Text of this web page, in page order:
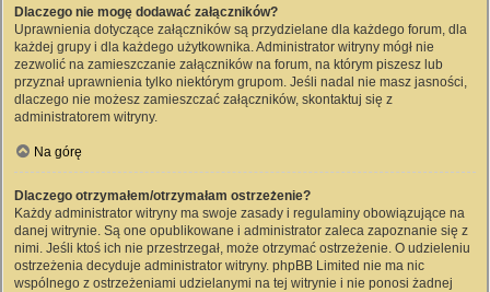
Dlaczego nie mogę dodawać załączników?
Uprawnienia dotyczące załączników są przydzielane dla każdego forum, dla
każdej grupy i dla każdego użytkownika. Administrator witryny mógł nie
zezwolić na zamieszczanie załączników na forum, na którym piszesz lub
przyznał uprawnienia tylko niektórym grupom. Jeśli nadal nie masz jasności,
dlaczego nie możesz zamieszczać załączników, skontaktuj się z
administratorem witryny.
Na górę
Dlaczego otrzymałem/otrzymałam ostrzeżenie?
Każdy administrator witryny ma swoje zasady i regulaminy obowiązujące na
danej witrynie. Są one opublikowane i administrator zaleca zapoznanie się z
nimi. Jeśli ktoś ich nie przestrzegał, może otrzymać ostrzeżenie. O udzieleniu
ostrzeżenia decyduje administrator witryny. phpBB Limited nie ma nic
wspólnego z ostrzeżeniami udzielanymi na tej witrynie i nie ponosi żadnej